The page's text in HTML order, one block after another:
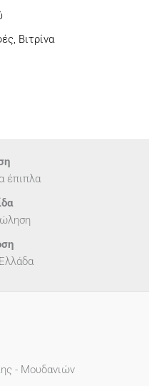
Βιτρίνα
έπιπλα
- Μουδανιών